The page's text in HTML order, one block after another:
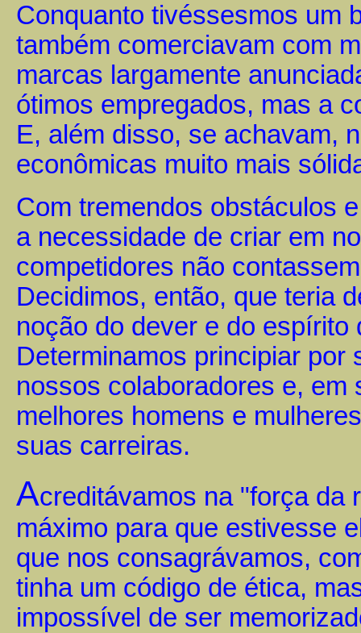
Conquanto tivéssesmos um
também comerciavam com
marcas largamente
ótimos empregados, mas a
E, além disso, se achavam,
econômicas muito mais
Com tremendos obstáculos
a necessidade de criar em
competidores não
Decidimos, então, que teria
noção do dever e do
Determinamos principiar por
nossos colaboradores e, em
melhores homens e
suas carreiras.
Acreditávamos na "força da
máximo para que estivesse
que nos consagrávamos,
tinha um código de ética,
impossível de ser